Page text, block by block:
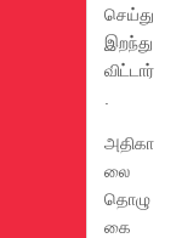
செய்து
இறந்து
விட்டார்
அதிகா
லை
தொழு
கை